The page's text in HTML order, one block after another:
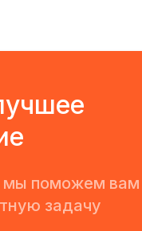
мы поможем
задачу